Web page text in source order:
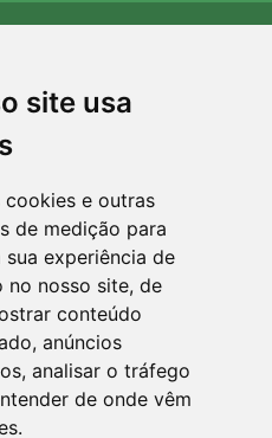
site usa
cookies e outras
de medição para
sua experiência de
no nosso site, de
conteúdo
anúncios
analisar o tráfego
de onde vêm
sem custos
superiores a 80 EUR
gratuitas
encomenda em qualquer
uma árvore! Leia mais